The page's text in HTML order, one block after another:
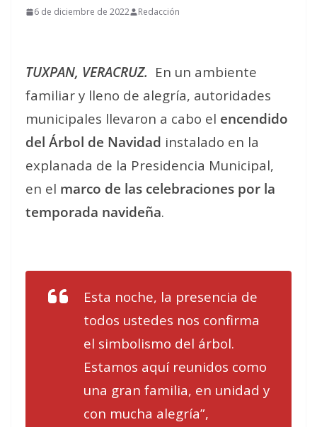
6 de diciembre de 2022 Redacción
TUXPAN, VERACRUZ. En un ambiente
familiar y lleno de alegría, autoridades
municipales llevaron a cabo el encendido
del Árbol de Navidad instalado en la
explanada de la Presidencia Municipal,
en el marco de las celebraciones por la
temporada navideña.
Esta noche, la presencia de
todos ustedes nos confirma
el simbolismo del árbol.
Estamos aquí reunidos como
una gran familia, en unidad y
con mucha alegría”,